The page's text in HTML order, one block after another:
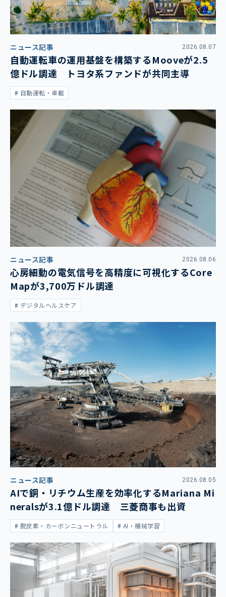
ニュース記事 2026.08.07
自動運転車の運用基盤を構築するMooveが2.5
億ドル調達 トヨタ系ファンドが共同主導
自動運転・車載
ニュース記事 2026.08.06
心房細動の電気信号を高精度に可視化するCore
Mapが3,700万ドル調達
デジタルヘルスケア
ニュース記事 2026.08.05
AIで銅・リチウム生産を効率化するMariana Mi
neralsが3.1億ドル調達 三菱商事も出資
脱炭素・カーボンニュートラル AI・機械学習